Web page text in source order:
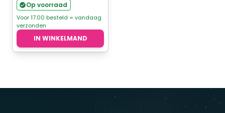
Op voorraad
Voor 17.00 besteld = vandaag
verzonden
IN WINKELMAND